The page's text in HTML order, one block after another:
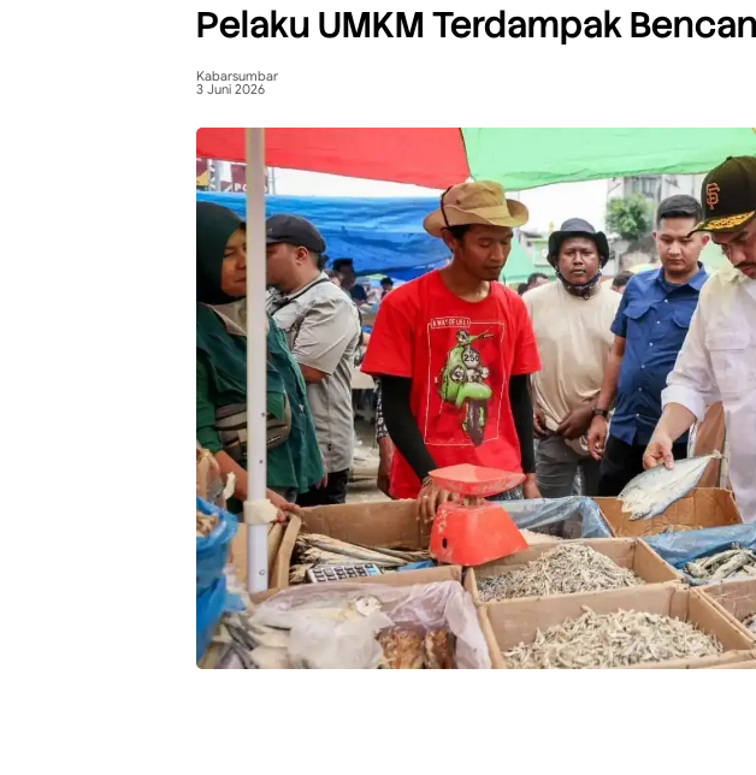
Pelaku UMKM Terdampak
Kabarsumbar
3 Juni 2026